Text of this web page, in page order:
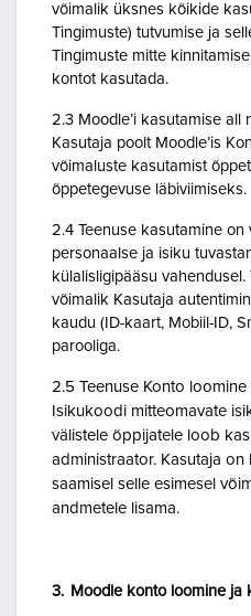
võimalik üksnes kõikide
Tingimuste) tutvumise ja
Tingimuste mitte
kontot kasutada.
2.3 Moodle’i kasutamise all
Kasutaja poolt Moodle’is
võimaluste kasutamist
õppetegevuse läbiviimiseks.
2.4 Teenuse kasutamine
personaalse ja isiku
külalisligipääsu
võimalik Kasutaja
kaudu (ID-kaart, Mobiil-ID,
parooliga.
2.5 Teenuse Konto
Isikukoodi mitteomavate
välistele õppijatele loob
administraator. Kasutaja
saamisel selle esimesel
andmetele lisama.
3. Moodle konto loomine ja